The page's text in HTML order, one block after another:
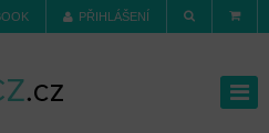
PŘIHLÁŠENÍ